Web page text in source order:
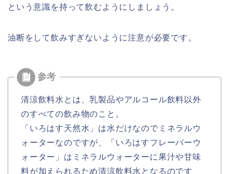
という意識を持って飲むようにしましょう。
油断をして飲みすぎないように注意が必要です。
清涼飲料水とは、乳製品やアルコール飲料以外
のすべての飲み物のこと。
「いろはす天然水」は水だけなのでミネラルウ
ォーターなのですが、
「いろはすフレーバーウ
ォーター」は ミネラルウォーターに果汁や甘味
料が加えられるため清涼飲料水となるのです